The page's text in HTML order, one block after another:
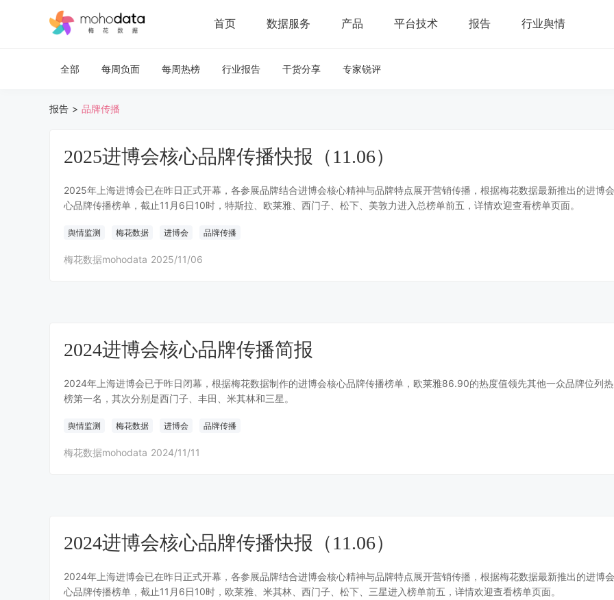
首页 数据服务 产品 平台技术 报告 行业舆情
全部 每周负面 每周热榜 行业报告 干货分享 专家锐评
报告 > 品牌传播
2025进博会核心品牌传播快报（11.06）
2025年上海进博会已在昨日正式开幕，各参展品牌结合进博会核心精神与品牌特点展开营销传播，根据梅花数据最新推出的进博
心品牌传播榜单，截止11月6日10时，特斯拉、欧莱雅、西门子、松下、美敦力进入总榜单前五，详情欢迎查看榜单页面。
舆情监测 梅花数据 进博会 品牌传播
梅花数据mohodata 2025/11/06
2024进博会核心品牌传播简报
2024年上海进博会已于昨日闭幕，根据梅花数据制作的进博会核心品牌传播榜单，欧莱雅86.90的热度值领先其他一众品牌位列
榜第一名，其次分别是西门子、丰田、米其林和三星。
舆情监测 梅花数据 进博会 品牌传播
梅花数据mohodata 2024/11/11
2024进博会核心品牌传播快报（11.06）
2024年上海进博会已在昨日正式开幕，各参展品牌结合进博会核心精神与品牌特点展开营销传播，根据梅花数据最新推出的进博
心品牌传播榜单，截止11月6日10时，欧莱雅、米其林、西门子、松下、三星进入榜单前五，详情欢迎查看榜单页面。